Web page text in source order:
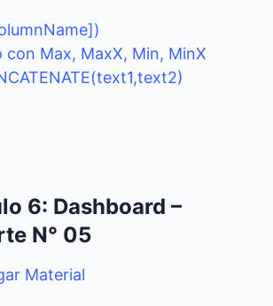
Max, MaxX, Min, MinX
6: Dashboard –
N° 05
Material